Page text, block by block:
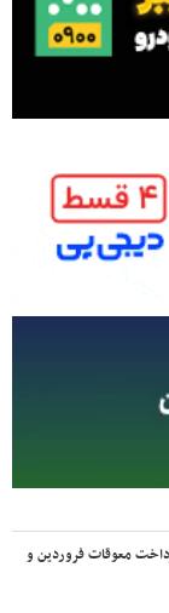
معوقات فروردین و